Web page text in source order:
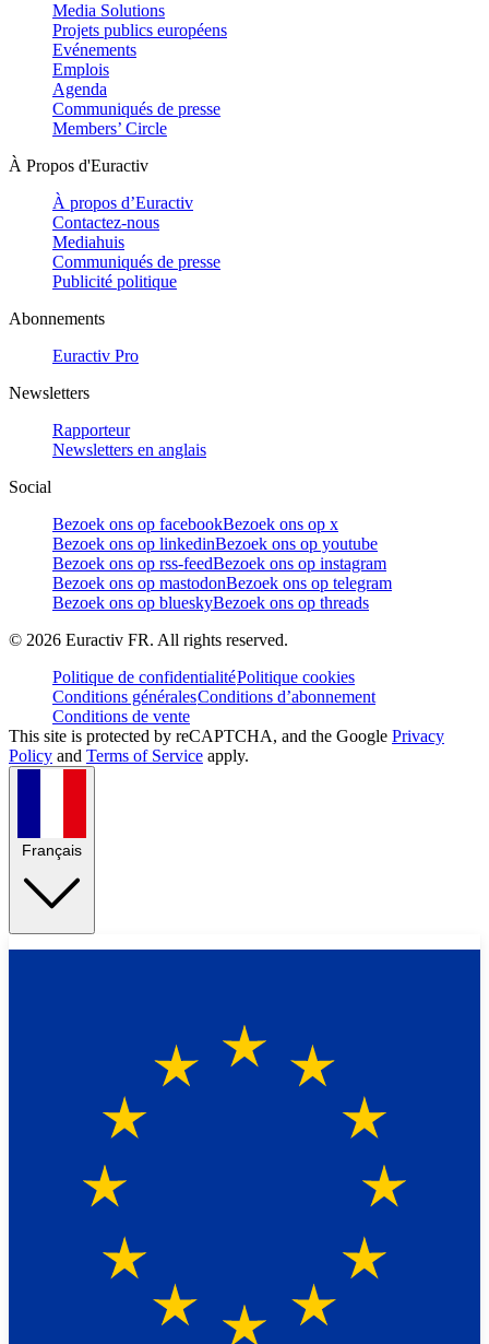
Media Solutions
Projets publics européens
Evénements
Emplois
Agenda
Communiqués de presse
Members’ Circle
À Propos d'Euractiv
À propos d’Euractiv
Contactez-nous
Mediahuis
Communiqués de presse
Publicité politique
Abonnements
Euractiv Pro
Newsletters
Rapporteur
Newsletters en anglais
Social
Bezoek ons op facebookBezoek ons op x
Bezoek ons op linkedinBezoek ons op youtube
Bezoek ons op rss-feedBezoek ons op instagram
Bezoek ons op mastodonBezoek ons op telegram
Bezoek ons op blueskyBezoek ons op threads
© 2026 Euractiv FR. All rights reserved.
Politique de confidentialitéPolitique cookies
Conditions généralesConditions d’abonnement
Conditions de vente
This site is protected by reCAPTCHA, and the Google Privacy
Policy and Terms of Service apply.
Français